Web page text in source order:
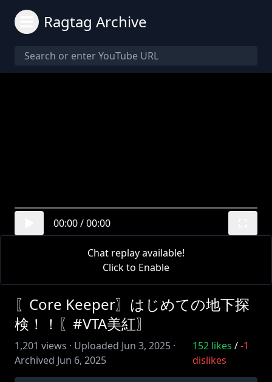
Ragtag Archive
00:00/00:00
Chat replay available!
Click to Enable
〖Core Keeper〗はじめての地下探
検！！〖#VTA美紅〗
1,201 views · Uploaded Jun 3, 2025 ·
Archived Jun 6, 2025
152 likes /-1
dislikes